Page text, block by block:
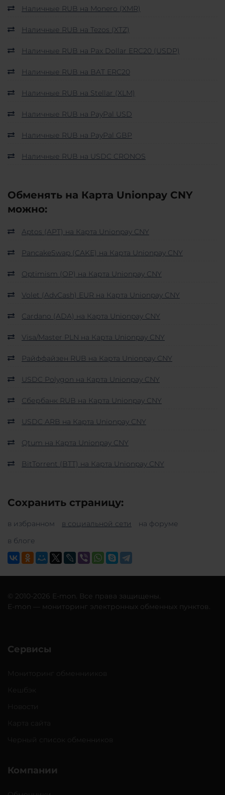
Наличные RUB на Monero (XMR)
Наличные RUB на Tezos (XTZ)
Наличные RUB на Pax Dollar ERC20 (USDP)
Наличные RUB на BAT ERC20
Наличные RUB на Stellar (XLM)
Наличные RUB на PayPal USD
Наличные RUB на PayPal GBP
Наличные RUB на USDC CRONOS
Обменять на Карта Unionpay CNY
можно:
Aptos (APT) на Карта Unionpay CNY
PancakeSwap (CAKE) на Карта Unionpay CNY
Optimism (OP) на Карта Unionpay CNY
Volet (AdvCash) EUR на Карта Unionpay CNY
Cardano (ADA) на Карта Unionpay CNY
Visa/Master PLN на Карта Unionpay CNY
Райффайзен RUB на Карта Unionpay CNY
USDC Polygon на Карта Unionpay CNY
Сбербанк RUB на Карта Unionpay CNY
USDC ARB на Карта Unionpay CNY
Qtum на Карта Unionpay CNY
BitTorrent (BTT) на Карта Unionpay CNY
Сохранить страницу:
в избранном в социальной сети
на форуме
в блоге
© 2010-2026 E-mon. Все права защищены.
E-mon — мониторинг электронных обменных пунктов.
Сервисы
Мониторинг обменнииков
Кешбэк
Новости
Карта сайта
Черный список обменников
Компании